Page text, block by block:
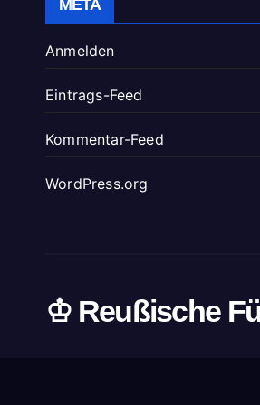
META
Anmelden
Eintrags-Feed
Kommentar-Feed
WordPress.org
♔ Reußische